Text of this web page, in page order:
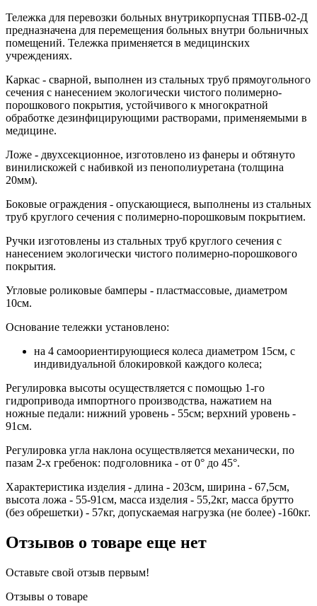
Тележка для перевозки больных внутрикорпусная ТПБВ-02-Д
предназначена для перемещения больных внутри больничных
помещений. Тележка применяется в медицинских
учреждениях.
Каркас - сварной, выполнен из стальных труб прямоугольного
сечения с нанесением экологически чистого полимерно-
порошкового покрытия, устойчивого к многократной
обработке дезинфицирующими растворами, применяемыми в
медицине.
Ложе - двухсекционное, изготовлено из фанеры и обтянуто
винилискожей с набивкой из пенополиуретана (толщина
20мм).
Боковые ограждения - опускающиеся, выполнены из стальных
труб круглого сечения с полимерно-порошковым покрытием.
Ручки изготовлены из стальных труб круглого сечения с
нанесением экологически чистого полимерно-порошкового
покрытия.
Угловые роликовые бамперы - пластмассовые, диаметром
10см.
Основание тележки установлено:
на 4 самоориентирующиеся колеса диаметром 15см, с
индивидуальной блокировкой каждого колеса;
Регулировка высоты осуществляется с помощью 1-го
гидропривода импортного производства, нажатием на
ножные педали: нижний уровень - 55см; верхний уровень -
91см.
Регулировка угла наклона осуществляется механически, по
пазам 2-х гребенок: подголовника - от 0° до 45°.
Характеристика изделия - длина - 203см, ширина - 67,5см,
высота ложа - 55-91см, масса изделия - 55,2кг, масса брутто
(без обрешетки) - 57кг, допускаемая нагрузка (не более) -160кг.
Отзывов о товаре еще нет
Оставьте свой отзыв первым!
Отзывы о товаре